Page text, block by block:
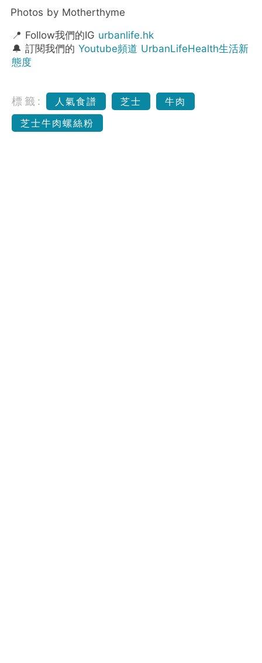
Photos by Motherthyme
📍 Follow我們的IG urbanlife.hk
🔔 訂閱我們的 Youtube頻道 UrbanLifeHealth生活新
態度
標籤: 人氣食譜 芝士
牛肉
芝士牛肉螺絲粉